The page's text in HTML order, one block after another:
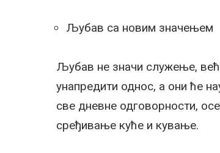
Љубав са новим значењем
Љубав не значи служење,
унапредити однос, а они ће
све дневне одговорности,
сређивање куће и кување.